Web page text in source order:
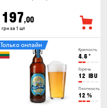
197,00
грн за 1 шт
Крепость
4.6 °
Горечь
12 IBU
Плотность
12 %
Только онлайн